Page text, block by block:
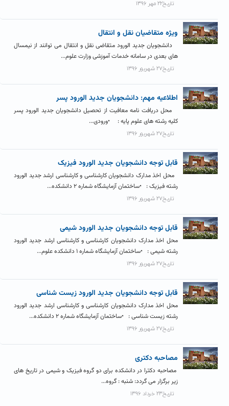
تاریخ۲۲ مهر ۱۳۹۶
ویژه متقاضیان نقل و انتقال
دانشجویان جدید الورود متقاضی نقل و انتقال می توانند از نیمسال
های بعدی در سامانه خدمات آموزشی وزارت علوم...
تاریخ۲۷ شهریور ۱۳۹۶
اطلاعیه مهم: دانشجویان جدید الورود پسر
محل دریافت نامه معافیت از تحصیل دانشجویان جدید الورود پسر
کلیه رشته های علوم پایه : •ورودی...
تاریخ۲۷ شهریور ۱۳۹۶
قابل توجه دانشجویان جدید الورود فیزیک
محل اخذ مدارک دانشجویان کارشناسی و کارشناسی ارشد جدید الورود
رشته فیزیک : •ساختمان آزمایشگاه شماره ۲ دانشکده...
تاریخ۲۷ شهریور ۱۳۹۶
قابل توجه دانشجویان جدید الورود شیمی
محل اخذ مدارک دانشجویان کارشناسی و کارشناسی ارشد جدید الورود
رشته شیمی : •ساختمان آزمایشگاه شماره ۱ دانشکده علوم...
تاریخ۲۷ شهریور ۱۳۹۶
قابل توجه دانشجویان جدید الورود زیست شناسی
محل اخذ مدارک دانشجویان کارشناسی و کارشناسی ارشد جدید الورود
رشته زیست شناسی : •ساختمان آزمایشگاه شماره ۲ دانشکده...
تاریخ۲۷ شهریور ۱۳۹۶
مصاحبه دکتری
مصاحبه دکترا در دانشکده برای دو گروه فیزیک و شیمی در تاریخ های
زیر برگزار می گردد: شنبه : گروه...
تاریخ۲۳ خرداد ۱۳۹۶